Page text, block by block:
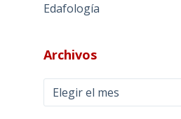
Edafología
Archivos
Archivos